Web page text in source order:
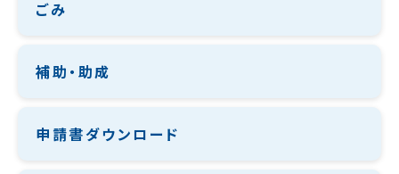
ごみ
補助・助成
申請書ダウンロード